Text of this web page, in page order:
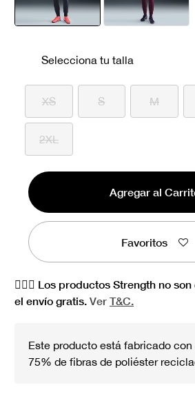
Selecciona tu talla
XS S M
2XL
Agregar al
Favoritos
🏋🏻‍♀️ Los productos Strength no
el envío gratis. Ver T&C.
Este producto está fabricado con
75% de fibras de poliéster